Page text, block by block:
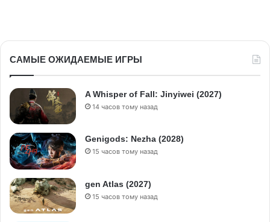
САМЫЕ ОЖИДАЕМЫЕ ИГРЫ
A Whisper of Fall: Jinyiwei (2027)
14 часов тому назад
Genigods: Nezha (2028)
15 часов тому назад
gen Atlas (2027)
15 часов тому назад